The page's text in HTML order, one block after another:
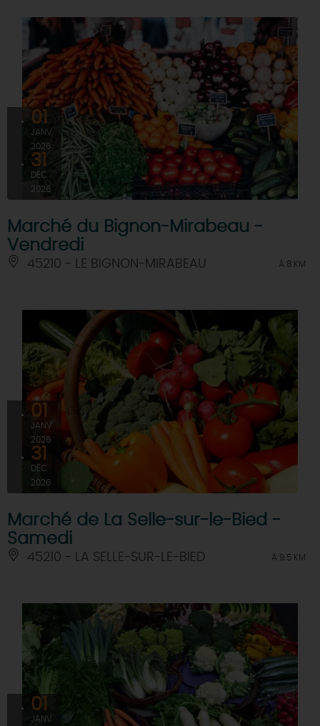
01
JANV
2026
31
DÉC
2026
Marché du Bignon-Mirabeau -
Vendredi
45210 - LE BIGNON-MIRABEAU À 8 KM
01
JANV
2026
31
DÉC
2026
Marché de La Selle-sur-le-Bied -
Samedi
45210 - LA SELLE-SUR-LE-BIED À 9.5 KM
01
JANV